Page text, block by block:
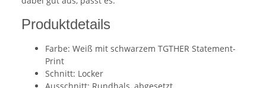
Produktdetails
Farbe: Weiß mit schwarzem TGTHER Statement-
Print
Schnitt: Locker